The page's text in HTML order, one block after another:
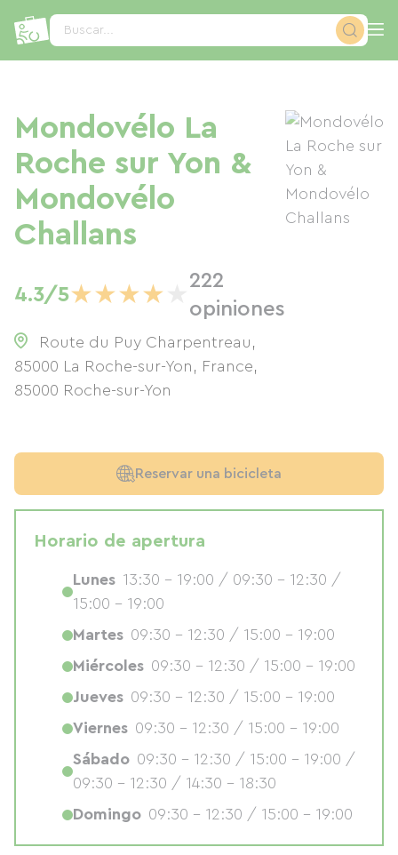
Buscar...
Mondovélo La
Roche sur Yon &
Mondovélo
Challans
4.3/5★★★★
222
opiniones
Route du Puy Charpentreau,
85000 La Roche-sur-Yon, France,
85000 Roche-sur-Yon
Reservar una bicicleta
Horario de apertura
Lunes 13:30 - 19:00 / 09:30 - 12:30 /
15:00 - 19:00
Martes 09:30 - 12:30 / 15:00 - 19:00
Miércoles 09:30 - 12:30 / 15:00 - 19:00
Jueves 09:30 - 12:30 / 15:00 - 19:00
Viernes 09:30 - 12:30 / 15:00 - 19:00
Sábado 09:30 - 12:30 / 15:00 - 19:00 /
09:30 - 12:30 / 14:30 - 18:30
Domingo 09:30 - 12:30 / 15:00 - 19:00
Panel de gestión de cookies